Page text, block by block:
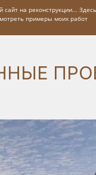
сайт на реконструкции...
примеры моих работ